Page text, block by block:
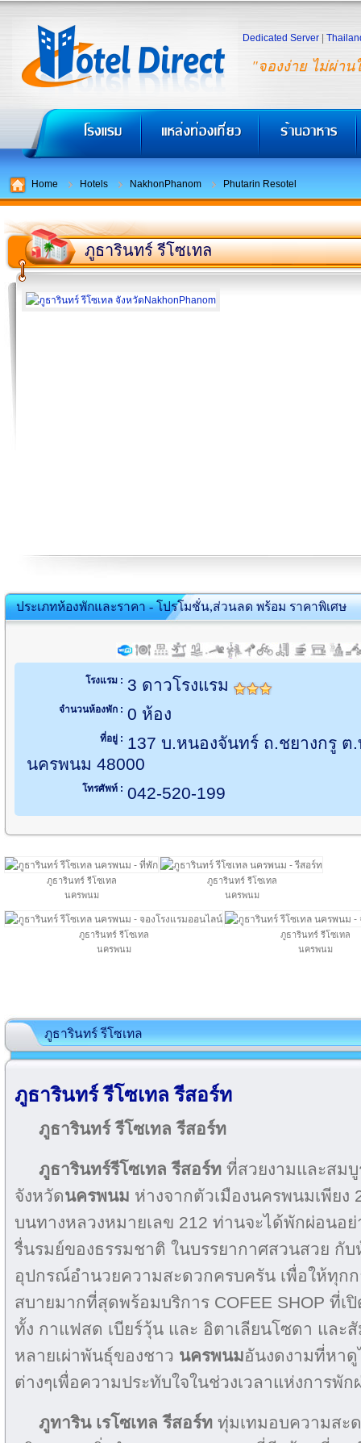
"จองง่าย ไม่ผ่าน
Dedicated Server
Home Hotels NakhonPhanom Phutarin Resotel
ภูธารินทร์ รีโซเทล
ประเภทห้องพักและราคา - โปรโมชั่น,ส่วนลด พร้อม ราคาพิเศษ
โรงแรม : 3 ดาวโรงแรม
จำนวนห้องพัก : 0 ห้อง
ที่อยู่ : 137 บ.หนองจันทร์ ถ.ชยางกรู
นครพนม 48000
โทรศัพท์ : 042-520-199
ภูธารินทร์ รีโซเทล
นครพนม
ภูธารินทร์ รีโซเทล
นครพนม
ภูธารินทร์ รีโซเทล
นครพนม
ภูธารินทร์ รีโซเทล
นครพนม
ภูธารินทร์ รีโซเทล
ภูธารินทร์ รีโซเทล รีสอร์ท
ภูธารินทร์ รีโซเทล รีสอร์ท
ภูธารินทร์รีโซเทล รีสอร์ท ที่สวยงามและสม
จังหวัดนครพนม ห่างจากตัวเมืองนครพนมเพีย
บนทางหลวงหมายเลข 212 ท่านจะได้พักผ่อนอ
รื่นรมย์ของธรรมชาติ ในบรรยากาศสวนสวย กั
อุปกรณ์อำนวยความสะดวกครบครัน เพื่อให้ทุก
สบายมากที่สุดพร้อมบริการ COFEE SHOP ที่เ
ทั้ง กาแฟสด เบียร์วุ้น และ อิตาเลียนโซดา แล
หลายเผ่าพันธุ์ของชาว นครพนมอันงดงามที่หาดู
ต่างๆเพื่อความประทับใจในช่วงเวลาแห่งการพั
ภูทาริน เรโซเทล รีสอร์ท ทุ่มเทมอบความสะ